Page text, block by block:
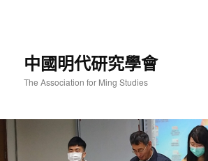
中國明代研究學會
The Association for Ming Studies